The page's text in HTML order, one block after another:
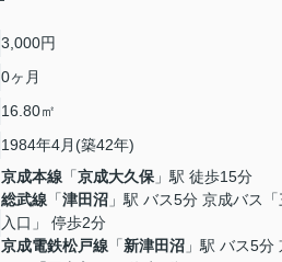
3,000円
0ヶ月
16.80㎡
1984年4月(築42年)
京成本線 「京成大久保 」駅 徒歩15分
総武線 「津田沼 」駅 バス5分 京成バス
入口」 停歩2分
京成電鉄松戸線 「新津田沼 」駅 バス5分